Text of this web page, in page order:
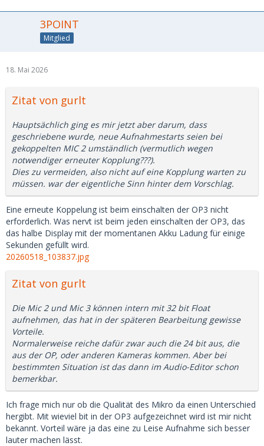
3POINT
Mitglied
18. Mai 2026
Zitat von gurlt
Hauptsächlich ging es mir jetzt aber darum, dass
geschriebene wurde, neue Aufnahmestarts seien bei
gekoppelten MIC 2 umständlich (vermutlich wegen
notwendiger erneuter Kopplung???).
Dies zu vermeiden, also nicht auf eine Kopplung warten zu
müssen. war der eigentliche Sinn hinter dem Vorschlag.
Eine erneute Koppelung ist beim einschalten der OP3 nicht
erforderlich. Was nervt ist beim jeden einschalten der OP3, das
das halbe Display mit der momentanen Akku Ladung für einige
Sekunden gefüllt wird.
20260518_103837.jpg
Zitat von gurlt
Die Mic 2 und Mic 3 können intern mit 32 bit Float
aufnehmen, das hat in der späteren Bearbeitung gewisse
Vorteile.
Normalerweise reiche dafür zwar auch die 24 bit aus, die
aus der OP, oder anderen Kameras kommen. Aber bei
bestimmten Situation ist das dann im Audio-Editor schon
bemerkbar.
Ich frage mich nur ob die Qualität des Mikro da einen Unterschied
hergibt. Mit wieviel bit in der OP3 aufgezeichnet wird ist mir nicht
bekannt. Vorteil wäre ja das eine zu Leise Aufnahme sich besser
lauter machen lässt.